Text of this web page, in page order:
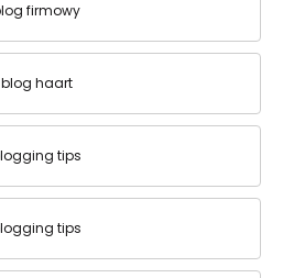
firmowy
blog haart
tips
tips